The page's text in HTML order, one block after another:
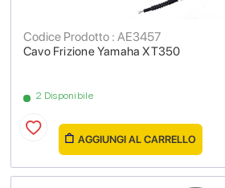
Cavo Frizione Yamaha XT350
Codice Prodotto : AE3457
2 Disponibile
AGGIUNGI AL CARRELLO